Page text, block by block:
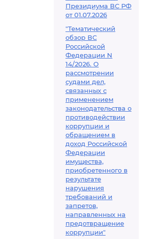
Президиума ВС РФ
от 01.07.2026
"Тематический
обзор ВС
Российской
Федерации N
14/2026. О
рассмотрении
судами дел,
связанных с
применением
законодательства о
противодействии
коррупции и
обращением в
доход Российской
Федерации
имущества,
приобретенного в
результате
нарушения
требований и
запретов,
направленных на
предотвращение
коррупции"